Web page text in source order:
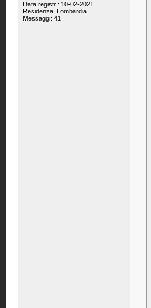
Data registr.: 10-02-2021
Residenza: Lombardia
Messaggi: 41